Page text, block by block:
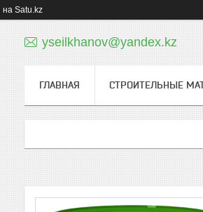
на Satu.kz
yseilkhanov@yandex.kz
ГЛАВНАЯ СТРОИТЕЛЬНЫЕ